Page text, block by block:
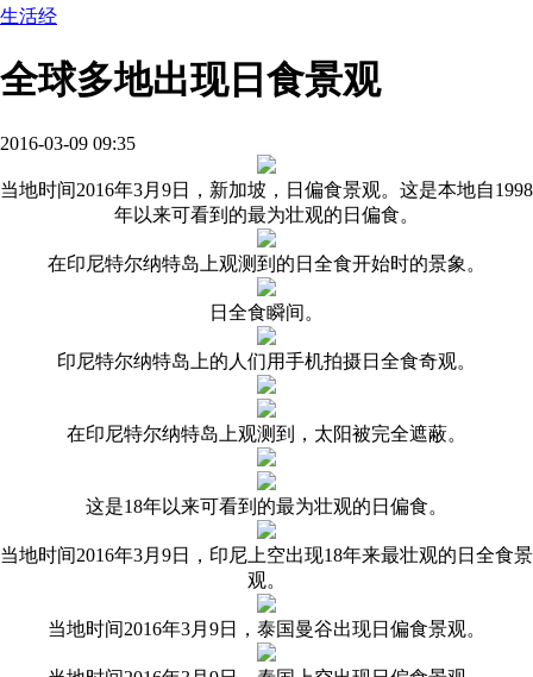
生活经
全球多地出现日食景观
2016-03-09 09:35
当地时间2016年3月9日，新加坡，日偏食景观。这是本地自1998
年以来可看到的最为壮观的日偏食。
在印尼特尔纳特岛上观测到的日全食开始时的景象。
日全食瞬间。
印尼特尔纳特岛上的人们用手机拍摄日全食奇观。
在印尼特尔纳特岛上观测到，太阳被完全遮蔽。
这是18年以来可看到的最为壮观的日偏食。
当地时间2016年3月9日，印尼上空出现18年来最壮观的日全食景
观。
当地时间2016年3月9日，泰国曼谷出现日偏食景观。